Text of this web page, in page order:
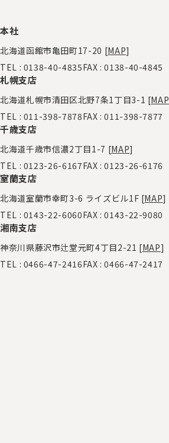
本社
北海道函館市亀田町17-20 [MAP]
TEL : 0138-40-4835FAX : 0138-40-4845
札幌支店
北海道札幌市清田区北野7条1丁目3-1 [MAP
TEL : 011-398-7878FAX : 011-398-7877
千歳支店
北海道千歳市信濃2丁目1-7 [MAP]
TEL : 0123-26-6167FAX : 0123-26-6176
室蘭支店
北海道室蘭市幸町3-6 ライズビル1F [MAP]
TEL : 0143-22-6060FAX : 0143-22-9080
湘南支店
神奈川県藤沢市辻堂元町4丁目2-21 [MAP]
TEL : 0466-47-2416FAX : 0466-47-2417